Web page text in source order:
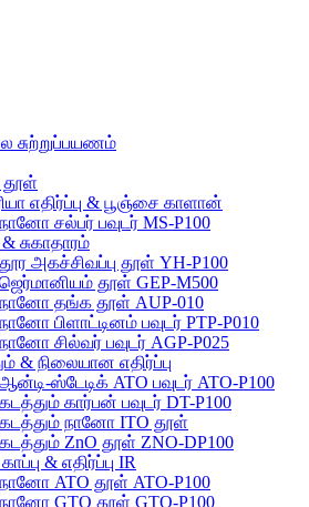
சுற்றுப்பயணம்
தூள்
எதிர்ப்பு & பூஞ்சை காளான்
நானோ சல்பர் பவுடர் MS-P100
சுகாதாரம்
தூர அகச்சிவப்பு தூள் YH-P100
ஜெர்மானியம் தூள் GEP-M500
நானோ தங்க தூள் AUP-010
நானோ பிளாட்டினம் பவுடர் PTP-P010
நானோ சில்வர் பவுடர் AGP-P025
& நிலையான எதிர்ப்பு
ஆன்டி-ஸ்டேடிக் ATO பவுடர் ATO-P100
கடத்தும் கார்பன் பவுடர் DT-P100
கடத்தும் நானோ ITO தூள்
கடத்தும் ZnO தூள் ZNO-DP100
& எதிர்ப்பு IR
நானோ ATO தூள் ATO-P100
நானோ GTO தூள் GTO-P100